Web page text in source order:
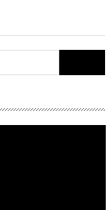
for: